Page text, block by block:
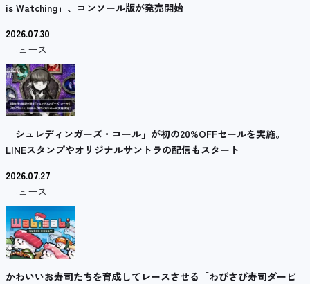
is Watching」、コンソール版が発売開始
2026.07.30
ニュース
「シュレディンガーズ・コール」が初の20%OFFセールを実施。
LINEスタンプやオリジナルサントラの配信もスタート
2026.07.27
ニュース
かわいいお寿司たちを育成してレースさせる「わびさび寿司ダービ